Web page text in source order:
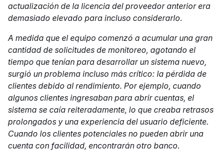
actualización de la licencia del proveedor anterior era
demasiado elevado para incluso considerarlo.
A medida que el equipo comenzó a acumular una gran
cantidad de solicitudes de monitoreo, agotando el
tiempo que tenían para desarrollar un sistema nuevo,
surgió un problema incluso más crítico: la pérdida de
clientes debido al rendimiento. Por ejemplo, cuando
algunos clientes ingresaban para abrir cuentas, el
sistema se caía reiteradamente, lo que creaba retrasos
prolongados y una experiencia del usuario deficiente.
Cuando los clientes potenciales no pueden abrir una
cuenta con facilidad, encontrarán otro banco.